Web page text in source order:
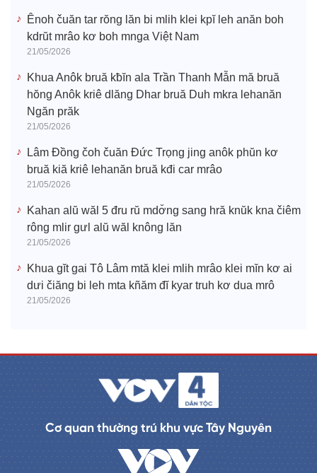
Ênoh čuăn tar rŏng lăn bi mlih klei kpĭ leh anăn boh
kdrŭt mrâo kơ boh mnga Việt Nam
21/05/2026
Khua Anôk bruă kƀĭn ala Trần Thanh Mẫn mă bruă
hŏng Anôk kriê dlăng Dhar bruă Duh mkra lehanăn
Ngăn prăk
21/05/2026
Lâm Đồng čoh čuăn Đức Trọng jing anôk phŭn kơ
bruă kiă kriê lehanăn bruă kđi car mrâo
21/05/2026
Kahan alŭ wăl 5 đru rŭ mdơ̆ng sang hră knŭk kna čiêm
rông mlir gưl alŭ wăl knông lăn
21/05/2026
Khua gĭt gai Tô Lâm mtă klei mlih mrâo klei mĭn kơ ai
dưi čiăng bi leh mta kñăm đĭ kyar truh kơ dua mrô
21/05/2026
Cơ quan thường trú khu vực Tây Nguyên